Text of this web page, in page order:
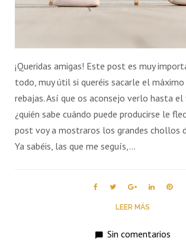
¡Queridas amigas! Este post es muy
todo, muy útil si queréis sacarle el
rebajas. Así que os aconsejo verlo hasta el
¿quién sabe cuándo puede producirse le
post voy a mostraros los grandes chollos
Ya sabéis, las que me seguís,…
LEER MÁS
Sin comentarios